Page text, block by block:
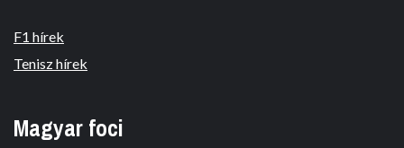
F1 hírek
Tenisz hírek
Magyar foci